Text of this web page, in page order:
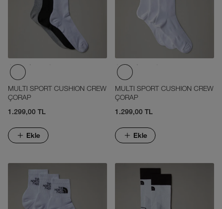
MULTI SPORT CUSHION CREW
ÇORAP
1.299,00 TL
Ekle
MULTI SPORT CUSHION CREW
ÇORAP
1.299,00 TL
Ekle